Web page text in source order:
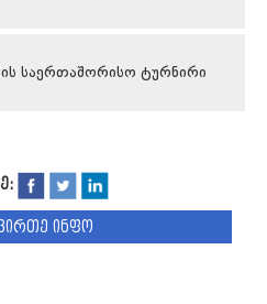
საერთაშორისო ტურნირი
ინფო